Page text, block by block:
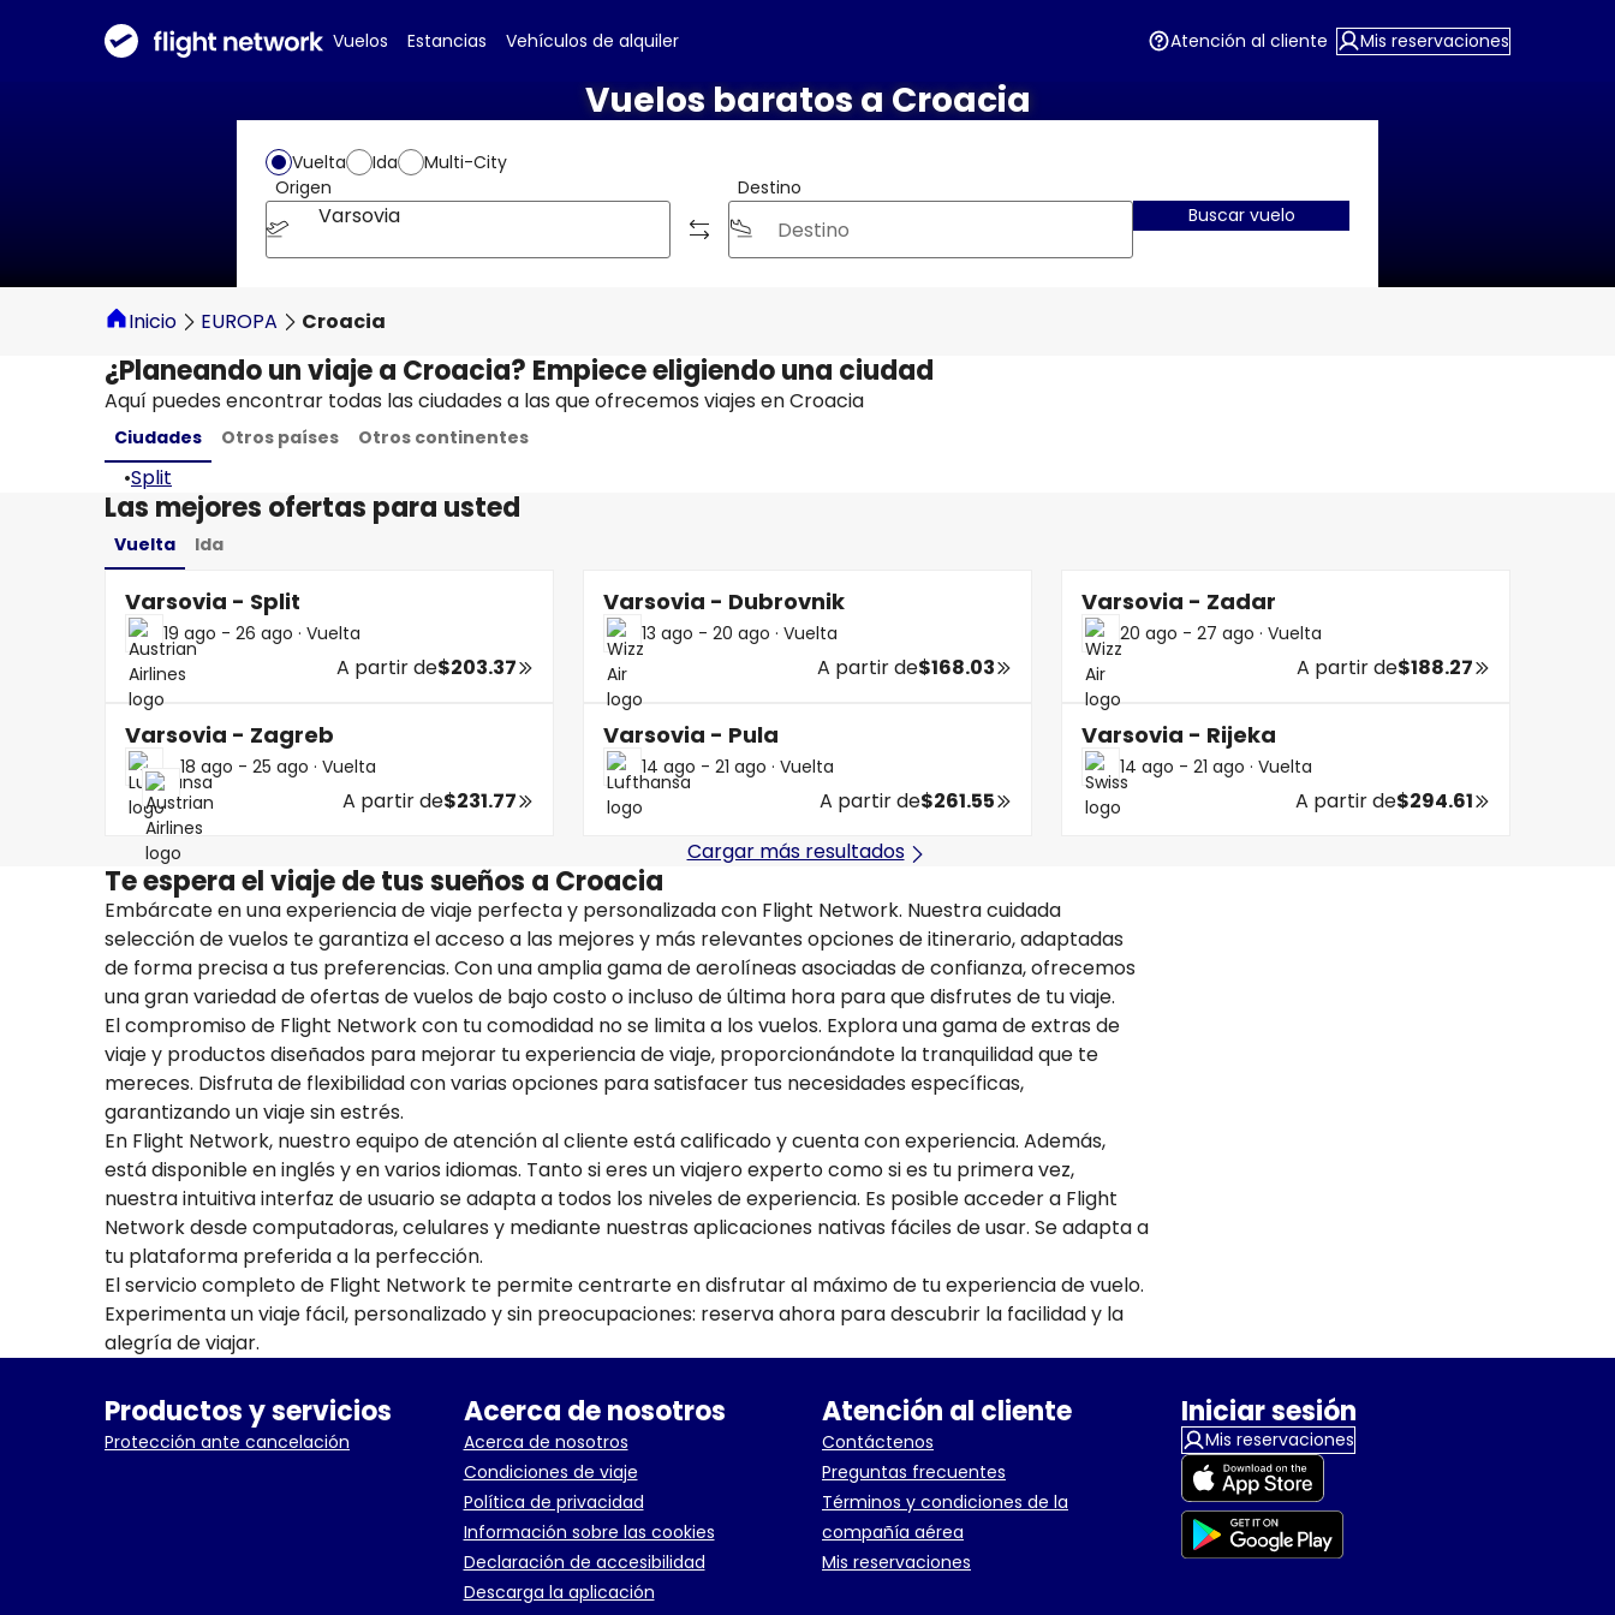
Vuelos Estancias Vehículos de alquiler Atención al cliente Mis reservaciones
Vuelos baratos a Croacia
Vuelta Ida
Multi-City
Origen
Varsovia
Destino
Buscar vuelo
Inicio EUROPA Croacia
¿Planeando un viaje a Croacia? Empiece eligiendo una ciudad
Aquí puedes encontrar todas las ciudades a las que ofrecemos viajes en Croacia
Ciudades Otros países Otros continentes
•Split
Las mejores ofertas para usted
Vuelta Ida
Varsovia - Split
19 ago - 26 ago · Vuelta
A partir de$203.37
Varsovia - Dubrovnik
13 ago - 20 ago · Vuelta
A partir de$168.03
Varsovia - Zadar
20 ago - 27 ago · Vuelta
A partir de$188.27
Varsovia - Zagreb
18 ago - 25 ago · Vuelta
A partir de$231.77
Varsovia - Pula
14 ago - 21 ago · Vuelta
A partir de$261.55
Varsovia - Rijeka
14 ago - 21 ago · Vuelta
A partir de$294.61
Cargar más resultados
Te espera el viaje de tus sueños a Croacia
Embárcate en una experiencia de viaje perfecta y personalizada con Flight Network. Nuestra cuidada
selección de vuelos te garantiza el acceso a las mejores y más relevantes opciones de itinerario, adaptadas
de forma precisa a tus preferencias. Con una amplia gama de aerolíneas asociadas de confianza, ofrecemos
una gran variedad de ofertas de vuelos de bajo costo o incluso de última hora para que disfrutes de tu viaje.
El compromiso de Flight Network con tu comodidad no se limita a los vuelos. Explora una gama de extras de
viaje y productos diseñados para mejorar tu experiencia de viaje, proporcionándote la tranquilidad que te
mereces. Disfruta de flexibilidad con varias opciones para satisfacer tus necesidades específicas,
garantizando un viaje sin estrés.
En Flight Network, nuestro equipo de atención al cliente está calificado y cuenta con experiencia. Además,
está disponible en inglés y en varios idiomas. Tanto si eres un viajero experto como si es tu primera vez,
nuestra intuitiva interfaz de usuario se adapta a todos los niveles de experiencia. Es posible acceder a Flight
Network desde computadoras, celulares y mediante nuestras aplicaciones nativas fáciles de usar. Se adapta a
tu plataforma preferida a la perfección.
El servicio completo de Flight Network te permite centrarte en disfrutar al máximo de tu experiencia de vuelo.
Experimenta un viaje fácil, personalizado y sin preocupaciones: reserva ahora para descubrir la facilidad y la
alegría de viajar.
Productos y servicios
Protección ante cancelación
Acerca de nosotros
Acerca de nosotros
Condiciones de viaje
Política de privacidad
Información sobre las cookies
Declaración de accesibilidad
Descarga la aplicación
Atención al cliente
Contáctenos
Preguntas frecuentes
Términos y condiciones de la
compañía aérea
Mis reservaciones
Iniciar sesión
Mis reservaciones